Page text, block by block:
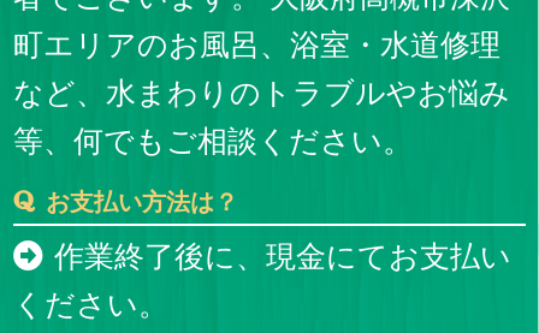
町エリアのお風呂、浴室・水道修理
など、水まわりのトラブルやお悩み
等、何でもご相談ください。
お支払い方法は？
作業終了後に、現金にてお支払い
ください。